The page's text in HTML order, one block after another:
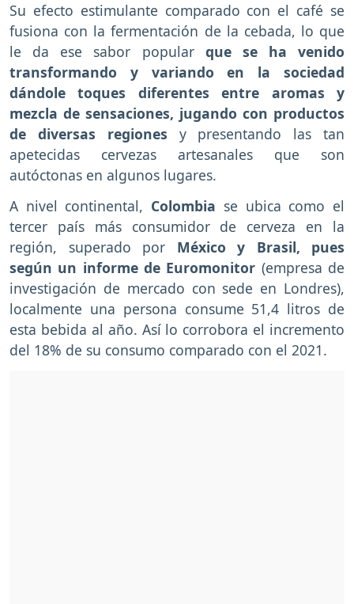
Su efecto estimulante comparado con el café se
fusiona con la fermentación de la cebada, lo que
le da ese sabor popularque se ha venido
transformando y variando en la sociedad
dándole toques diferentes entre aromas y
mezcla de sensaciones, jugando con productos
de diversas regiones y presentando las tan
apetecidas cervezas artesanales que son
autóctonas en algunos lugares.
A nivel continental, Colombia se ubica como el
tercer país más consumidor de cerveza en la
región, superado por México y Brasil, pues
según un informe de Euromonitor (empresa de
investigación de mercado con sede en Londres),
localmente una persona consume 51,4 litros de
esta bebida al año. Así lo corrobora el incremento
del 18% de su consumo comparado con el 2021.